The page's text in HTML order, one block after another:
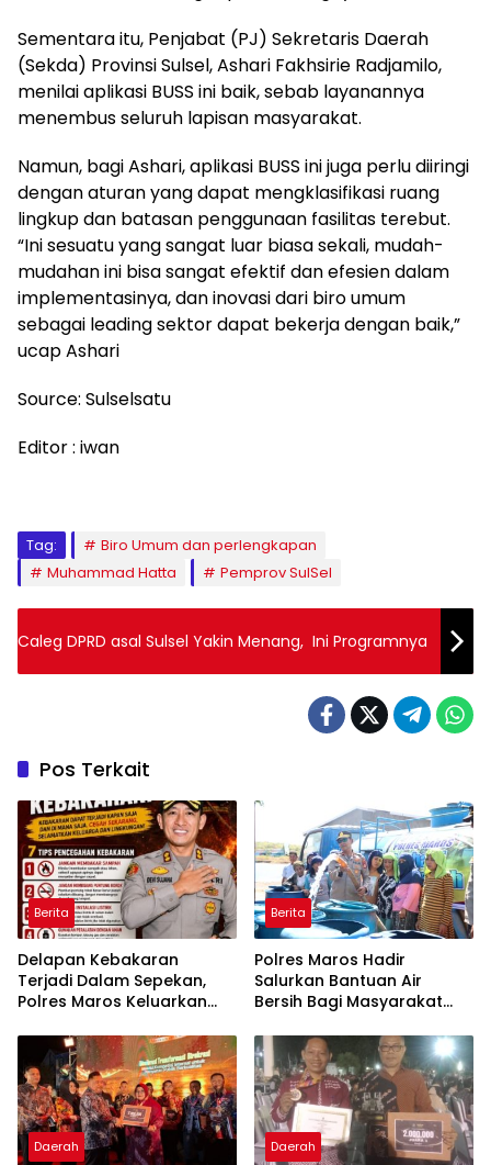
Sementara itu, Penjabat (PJ) Sekretaris Daerah
(Sekda) Provinsi Sulsel, Ashari Fakhsirie Radjamilo,
menilai aplikasi BUSS ini baik, sebab layanannya
menembus seluruh lapisan masyarakat.
Namun, bagi Ashari, aplikasi BUSS ini juga perlu diiringi
dengan aturan yang dapat mengklasifikasi ruang
lingkup dan batasan penggunaan fasilitas terebut.
“Ini sesuatu yang sangat luar biasa sekali, mudah-
mudahan ini bisa sangat efektif dan efesien dalam
implementasinya, dan inovasi dari biro umum
sebagai leading sektor dapat bekerja dengan baik,”
ucap Ashari
Source: Sulselsatu
Editor : iwan
Tag:
Biro Umum dan perlengkapan
Muhammad Hatta
Pemprov SulSel
Caleg DPRD asal Sulsel Yakin Menang, Ini Programnya
Pos Terkait
Berita
Delapan Kebakaran
Terjadi Dalam Sepekan,
Polres Maros Keluarkan
Masyarakat
Berita
Polres Maros Hadir
Salurkan Bantuan Air
Bersih Bagi Masyarakat
Di Maros
Daerah Daerah